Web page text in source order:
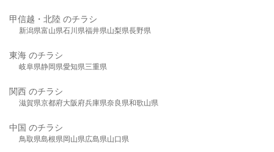
甲信越・北陸 のチラシ
新潟県富山県石川県福井県山梨県長野県
東海 のチラシ
岐阜県静岡県愛知県三重県
関西 のチラシ
滋賀県京都府大阪府兵庫県奈良県和歌山県
中国 のチラシ
鳥取県島根県岡山県広島県山口県